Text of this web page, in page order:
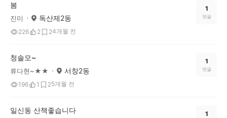
봄
진미 독산제2동
226 2 24개월 전
1
댓글
청솔모~
류다현~★★ 서창2동
196 1 25개월 전
1
댓글
일신동 산책좋습니다 1